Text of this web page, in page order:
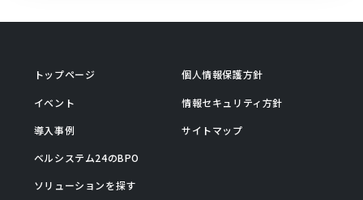
トップページ
イベント
導入事例
ベルシステム24のBPO
ソリューションを探す
個人情報保護方針
情報セキュリティ方針
サイトマップ